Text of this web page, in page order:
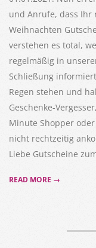
und Anrufe, dass Ihr
Weihnachten
verstehen es total,
regelmäßig in
Schließung
Regen stehen und
Geschenke-
Minute Shopper
nicht rechtzeitig
Liebe Gutscheine
READ MORE →